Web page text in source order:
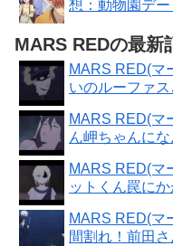
想：動物園デ
MARS REDの最新
MARS RED(マ
いのルーファ
MARS RED(マ
ん岬ちゃんに
MARS RED(マ
ットくん罠に
MARS RED(マ
間割れ！前田